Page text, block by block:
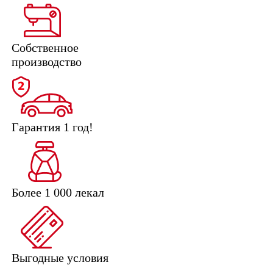
Собственное
производство
Гарантия 1 год!
Более 1 000 лекал
Выгодные условия